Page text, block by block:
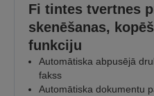
Fi tintes tvertnes
skenēšanas,
funkciju
Automātiska abpusējā
fakss
Automātiska dokumentu